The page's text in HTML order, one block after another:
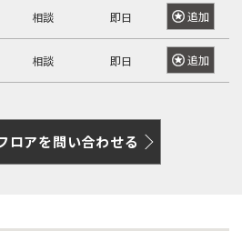
相談 即日 追加
相談 即日 追加
ロアを問い合わせる